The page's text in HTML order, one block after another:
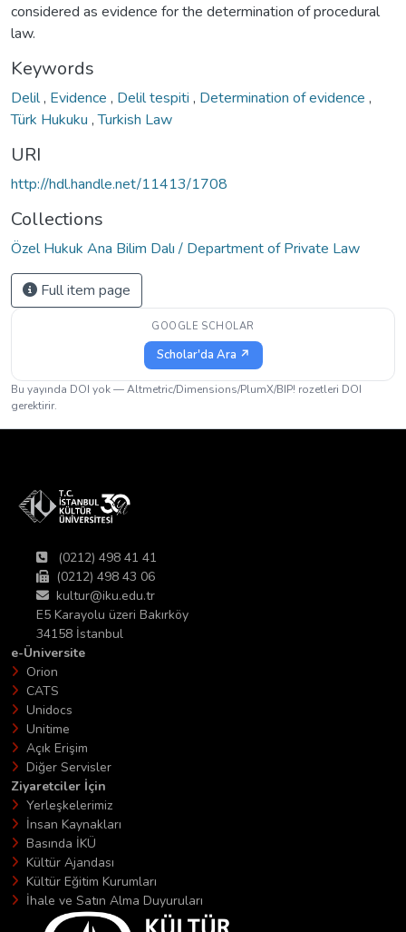
considered as evidence for the determination of procedural
law.
Keywords
Delil, Evidence , Delil tespiti , Determination of evidence ,
Türk Hukuku ,Turkish Law
URI
http://hdl.handle.net/11413/1708
Collections
Özel Hukuk Ana Bilim Dalı / Department of Private Law
Full item page
GOOGLE SCHOLAR
Scholar'da Ara ↗
Bu yayında DOI yok — Altmetric/Dimensions/PlumX/BIP! rozetleri DOI
gerektirir.
(0212) 498 41 41
(0212) 498 43 06
kultur@iku.edu.tr
E5 Karayolu üzeri Bakırköy
34158 İstanbul
e-Üniversite
Orion
CATS
Unidocs
Unitime
Açık Erişim
Diğer Servisler
Ziyaretciler İçin
Yerleşkelerimiz
İnsan Kaynakları
Basında İKÜ
Kültür Ajandası
Kültür Eğitim Kurumları
İhale ve Satın Alma Duyuruları